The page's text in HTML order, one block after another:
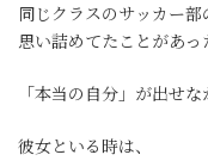
同じクラスのサッカー
思い詰めてたことがあっ
「本当の自分」が出せな
彼女といる時は、